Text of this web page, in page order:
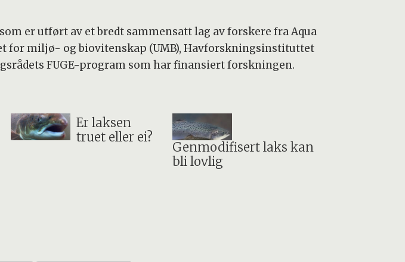
er utført av et bredt sammensatt lag av forskere fra Aqua
for miljø- og biovitenskap (UMB), Havforskningsinstituttet
FUGE-program som har finansiert forskningen.
Er laksen
truet eller ei?
Genmodifisert laks kan
bli lovlig